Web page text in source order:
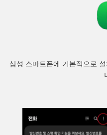
삼성 스마트폰에 기본적으로